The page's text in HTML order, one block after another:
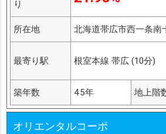
り
所在地 北海道帯広市西一条南
最寄り駅 根室本線 帯広 (10分)
築年数 45年 地上階
オリエンタルコーポ